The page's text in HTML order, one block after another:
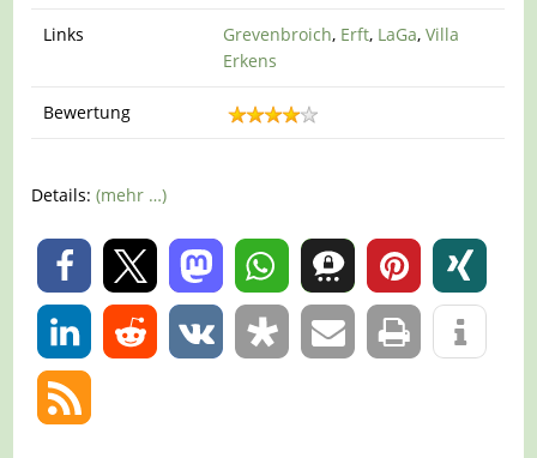
Links Grevenbroich, Erft, LaGa,Villa
Erkens
Bewertung
Details:(mehr …)
0
0